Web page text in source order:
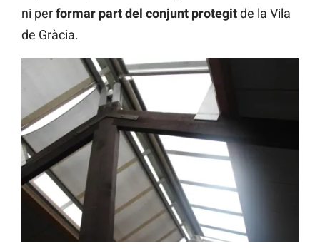
ni performar part del conjunt protegitde la Vila
de Gràcia.